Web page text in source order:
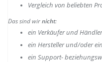
Vergleich von beliebten
Das sind wirnicht:
ein Verkäufer und Händler
ein Hersteller und/oder
ein Support-